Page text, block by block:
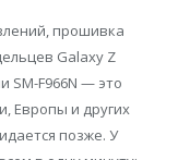
прошивка
Galaxy Z
SM-F966N — это
Европы и других
позже. У